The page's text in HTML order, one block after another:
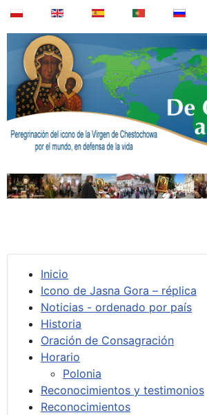
Inicio
Icono de Jasna Gora – réplica
Noticias - ordenado por país
Historia
Oración de Consagración
Horario
Polonia
Reconocimientos y testimonios
Reconocimientos